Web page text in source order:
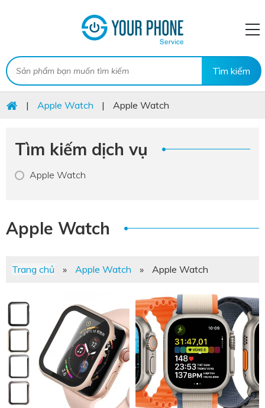
| Apple Watch | Apple Watch
Tìm kiếm dịch vụ
Apple Watch
Apple Watch
Trang chủ » Apple Watch » Apple Watch